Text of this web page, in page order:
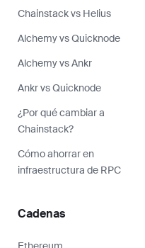
Chainstack vs Helius
Alchemy vs Quicknode
Alchemy vs Ankr
Ankr vs Quicknode
¿Por qué cambiar a
Chainstack?
Cómo ahorrar en
infraestructura de RPC
Cadenas